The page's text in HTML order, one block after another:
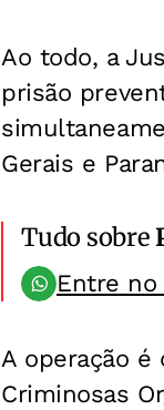
Ao todo, a
prisão
Gerais e
Tudo sobre
Entre no
A operação é
Criminosas